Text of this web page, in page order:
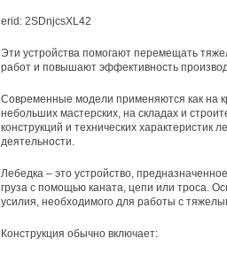
erid: 2SDnjcsXL42
Эти устройства помогают перемещать
работ и повышают эффективность
Современные модели применяются как на
небольших мастерских, на складах и
конструкций и технических
деятельности.
Лебедка – это устройство,
груза с помощью каната, цепи или троса.
усилия, необходимого для работы с
Конструкция обычно включает: